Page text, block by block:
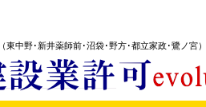
（東中野･新井薬師前･沼袋･野方･都立家政･鷺ノ宮）